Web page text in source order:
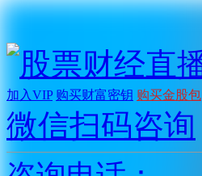
加入VIP 购买财富密钥 购买金股包
微信扫码咨询